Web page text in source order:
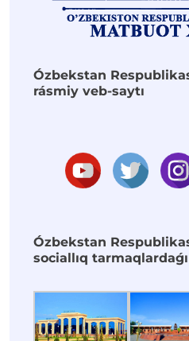
Ózbekstan
rásmiy veb-saytı
Ózbekstan
sociallıq